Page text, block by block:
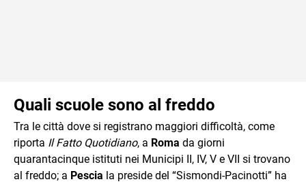
Quali scuole sono al freddo
Tra le città dove si registrano maggiori difficoltà, come
riporta Il Fatto Quotidiano, a Roma da giorni
quarantacinque istituti nei Municipi II, IV, V e VII si trovano
al freddo; a Pescia la preside del “Sismondi-Pacinotti” ha